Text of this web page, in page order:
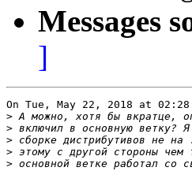
Messages
]
On Tue, May 22, 2018 at
>
>
>
>
>